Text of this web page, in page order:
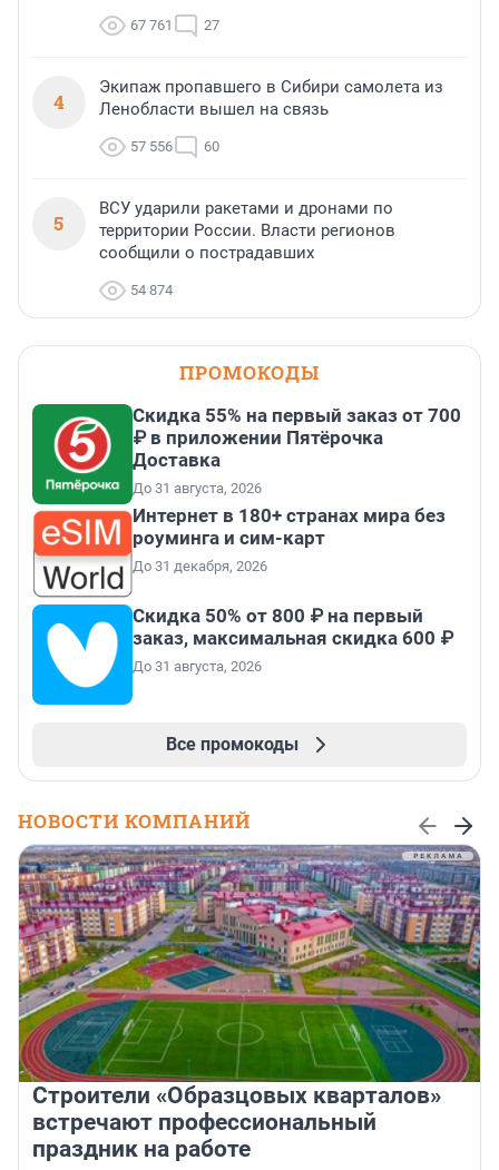
67 761 27
4
Экипаж пропавшего в Сибири самолета из
Ленобласти вышел на связь
57 556 60
5
ВСУ ударили ракетами и дронами по
территории России. Власти регионов
сообщили о пострадавших
54 874
ПРОМОКОДЫ
Скидка 55% на первый заказ от 700
₽ в приложении Пятёрочка
Доставка
До 31 августа, 2026
Интернет в 180+ странах мира без
роуминга и сим-карт
До 31 декабря, 2026
Скидка 50% от 800 ₽ на первый
заказ, максимальная скидка 600 ₽
До 31 августа, 2026
Все промокоды
НОВОСТИ КОМПАНИЙ
Строители «Образцовых кварталов»
встречают профессиональный
праздник на работе